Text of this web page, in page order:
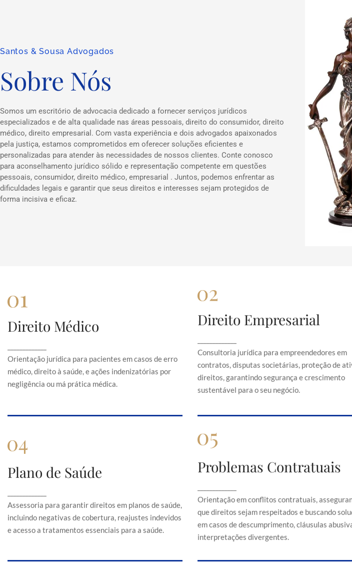
Santos & Sousa Advogados
Sobre Nós
Somos um escritório de advocacia dedicado a fornecer serviços jurídicos
especializados e de alta qualidade nas áreas pessoais, direito do consumidor, direito
médico, direito empresarial. Com vasta experiência e dois advogados apaixonados
pela justiça, estamos comprometidos em oferecer soluções eficientes e
personalizadas para atender às necessidades de nossos clientes. Conte conosco
para aconselhamento jurídico sólido e representação competente em questões
pessoais, consumidor, direito médico, empresarial . Juntos, podemos enfrentar as
dificuldades legais e garantir que seus direitos e interesses sejam protegidos de
forma incisiva e eficaz.
Direito Médico
Orientação jurídica para pacientes em casos de erro
médico, direito à saúde, e ações indenizatórias por
negligência ou má prática médica.
Direito Médico
erro médico, direito à saúde, e ações
indenizatórias por negligência ou má prática
médica.
Direito Empresarial
Consultoria jurídica para empreendedores em
contratos, disputas societárias, proteção de
direitos, garantindo segurança e crescimento
sustentável para o seu negócio.
Direito Empresarial
contratos, disputas societárias, proteção de
ativos e direitos, garantindo segurança e
crescimento sustentável para o seu negócio.
Plano de Saúde
Assessoria para garantir direitos em planos de saúde,
incluindo negativas de cobertura, reajustes indevidos
e acesso a tratamentos essenciais para a saúde.
Plano de Saúde
reajustes indevidos e acesso a tratamentos
Problemas Contratuais
Orientação em conflitos contratuais,
que direitos sejam respeitados e buscando
em casos de descumprimento, cláusulas
interpretações divergentes.
Problemas Contratuais
assegurando que direitos sejam respeitados e
buscando soluções em casos de
descumprimento, cláusulas abusivas ou
interpretações divergentes.